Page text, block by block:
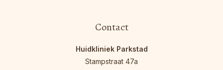
Contact
Huidkliniek Parkstad
Stampstraat 47a